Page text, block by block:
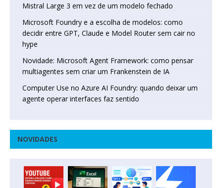
Mistral Large 3 em vez de um modelo fechado
Microsoft Foundry e a escolha de modelos: como
decidir entre GPT, Claude e Model Router sem cair no
hype
Novidade: Microsoft Agent Framework: como pensar
multiagentes sem criar um Frankenstein de IA
Computer Use no Azure AI Foundry: quando deixar um
agente operar interfaces faz sentido
NOVIDADES